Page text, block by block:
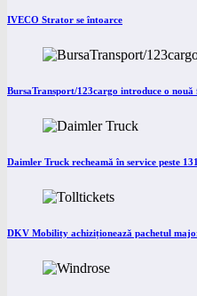
IVECO Strator se întoarce
BursaTransport/123cargo introduce o
Daimler Truck recheamă în service peste
DKV Mobility achiziționează pachetul